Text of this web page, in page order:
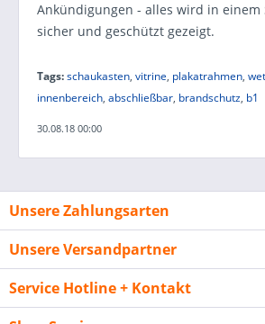
Ankündigungen - alles wird in einem
sicher und geschützt gezeigt.
Tags:schaukasten, vitrine, plakatrahmen,
innenbereich, abschließbar, brandschutz, b1
30.08.18 00:00
Unsere Zahlungsarten
Unsere Versandpartner
Service Hotline + Kontakt